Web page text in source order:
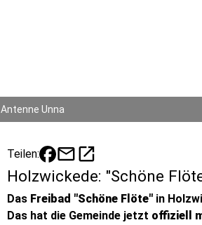
Antenne Unna
Teilen: mailopen_in_new
Holzwickede: "Schöne
Das Freibad "Schöne Flöte" in
Das hat die Gemeinde jetzt offiziell